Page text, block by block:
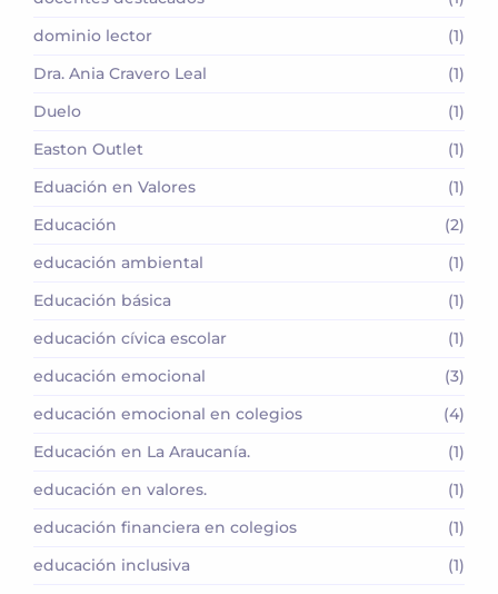
dominio lector
(1)
Dra. Ania Cravero Leal
(1)
Duelo
(1)
Easton Outlet
(1)
Eduación en Valores
(1)
Educación
(2)
educación ambiental
(1)
Educación básica
(1)
educación cívica escolar
(1)
educación emocional
(3)
educación emocional en colegios
(4)
Educación en La Araucanía.
(1)
educación en valores.
(1)
educación financiera en colegios
(1)
educación inclusiva
(1)